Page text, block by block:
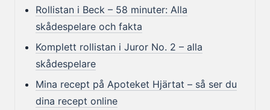
Rollistan i Beck – 58 minuter: Alla
skådespelare och fakta
Komplett rollistan i Juror No. 2 – alla
skådespelare
Mina recept på Apoteket Hjärtat – så ser du
dina recept online